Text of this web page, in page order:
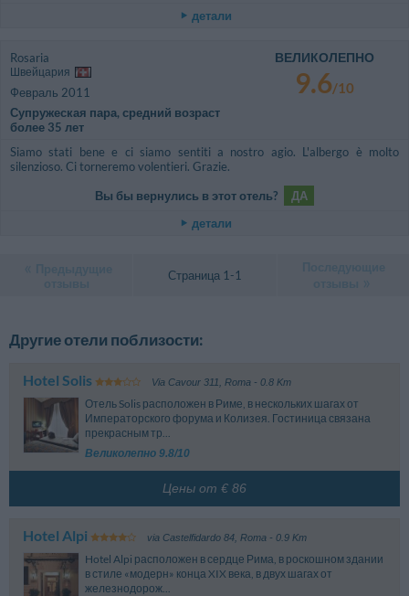
детали
Rosaria
Швейцария
Февраль 2011
Супружеская пара, средний возраст
более 35 лет
ВЕЛИКОЛЕПНО
9.6/10
Siamo stati bene e ci siamo sentiti a nostro agio. L'albergo è molto
silenzioso. Ci torneremo volentieri. Grazie.
Вы бы вернулись в этот отель?
ДА
детали
Страница 1-1
Другие отели поблизости:
Hotel Solis Via Cavour 311, Roma- 0.8 Km
Отель Solis расположен в Риме, в нескольких шагах от
Императорского форума и Колизея. Гостиница связана
прекрасным тр...
Великолепно 9.8/10
Цены от € 86
Hotel Alpi via Castelfidardo 84, Roma- 0.9 Km
Hotel Alpi расположен в сердце Рима, в роскошном здании
в стиле «модерн» конца XIX века, в двух шагах от
железнодорож...